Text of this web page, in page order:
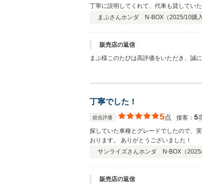
丁寧に説明してくれて、代車も貸していた
まぷさんホンダ N-BOX（2025/10購
販売店の返信
まぷ様このたびは高評価をいただき、誠
丁寧でした！
総合評価 5点 接客： 5
探していた車種とグレードでしたので、
おります。 ありがとうございました！
サンライズさんホンダ N-BOX（
販売店の返信